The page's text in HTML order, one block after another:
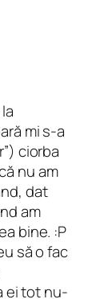
mi s-a
ciorba
nu am
dat
am
bine. :P
să o fac
ei tot nu-